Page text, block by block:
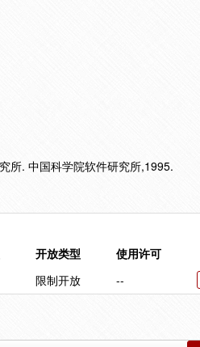
所. 中国科学院软件研究所,1995.
开放类型
使用许可
限制开放 --